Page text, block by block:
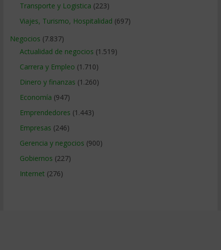
Transporte y Logistica (223)
Viajes, Turismo, Hospitalidad (697)
Negocios (7.837)
Actualidad de negocios (1.519)
Carrera y Empleo (1.710)
Dinero y finanzas (1.260)
Economía (947)
Emprendedores (1.443)
Empresas (246)
Gerencia y negocios (900)
Gobiernos (227)
Internet (276)